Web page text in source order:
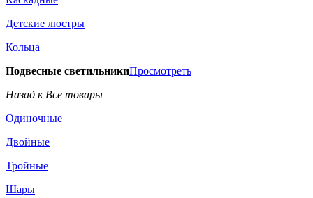
Детские люстры
Кольца
Подвесные светильникиПросмотреть
Назад к Все товары
Одиночные
Двойные
Тройные
Шары